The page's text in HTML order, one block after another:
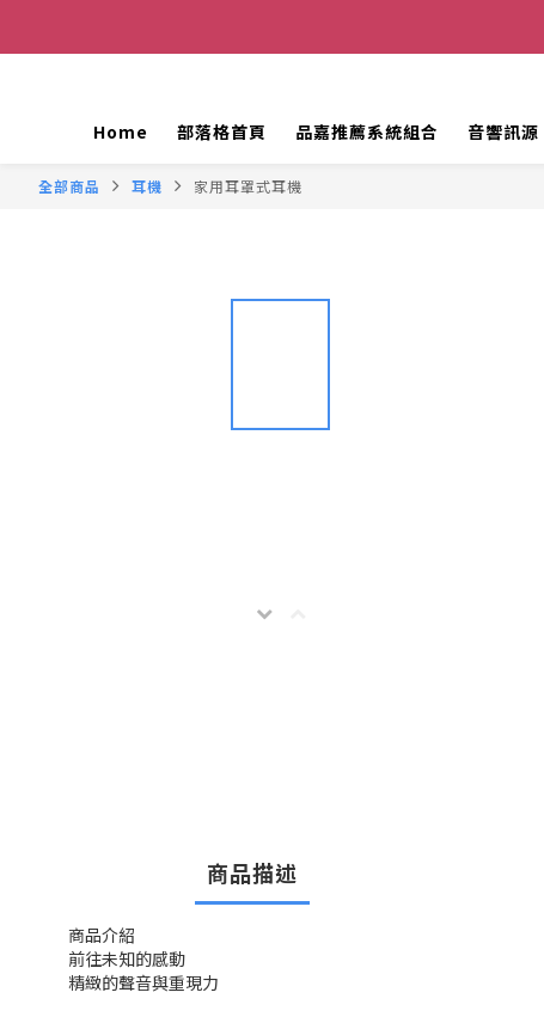
Home
部落格首頁 品嘉推薦系統組合 音響訊源
全部商品 耳機 家用耳罩式耳機
商品描述
商品介紹
前往未知的感動
精緻的聲音與重現力